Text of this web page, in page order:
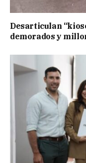
Desarticulan
demorados y